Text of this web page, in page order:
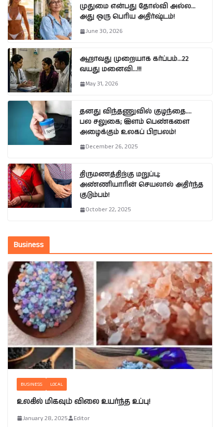
முதுமை என்பது தோல்வி அல்ல…
அது ஒரு பெரிய அதிர்ஷ்டம்!
June 30, 2026
ஆறாவது முறையாக கர்ப்பம்…22
வயது மனைவி…!!!
May 31, 2026
தனது விந்தணுவில் குழந்தை….
பல சலுகை; இளம் பெண்களை
அழைக்கும் உலகப் பிரபலம்!
December 26, 2025
திருமணத்திற்கு மறுப்பு;
அண்ணியாரின் செயலால் அதிர்ந்த
குடும்பம்!
October 22, 2025
Business
BUSINESS LOCAL
உலகில் மிகவும் விலை உயர்ந்த உப்பு!
January 28, 2025 Editor